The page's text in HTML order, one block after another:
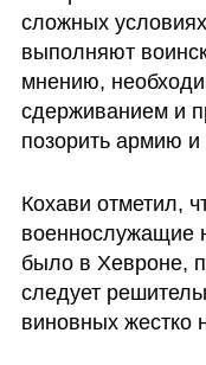
сложных
выполняют
мнению,
сдерживанием и
позорить армию и
Кохави отметил,
военнослужащие
было в Хевроне,
следует
виновных жестко